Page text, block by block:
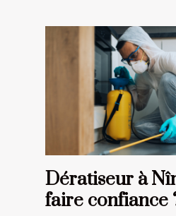
Dératiseur à
faire confiance